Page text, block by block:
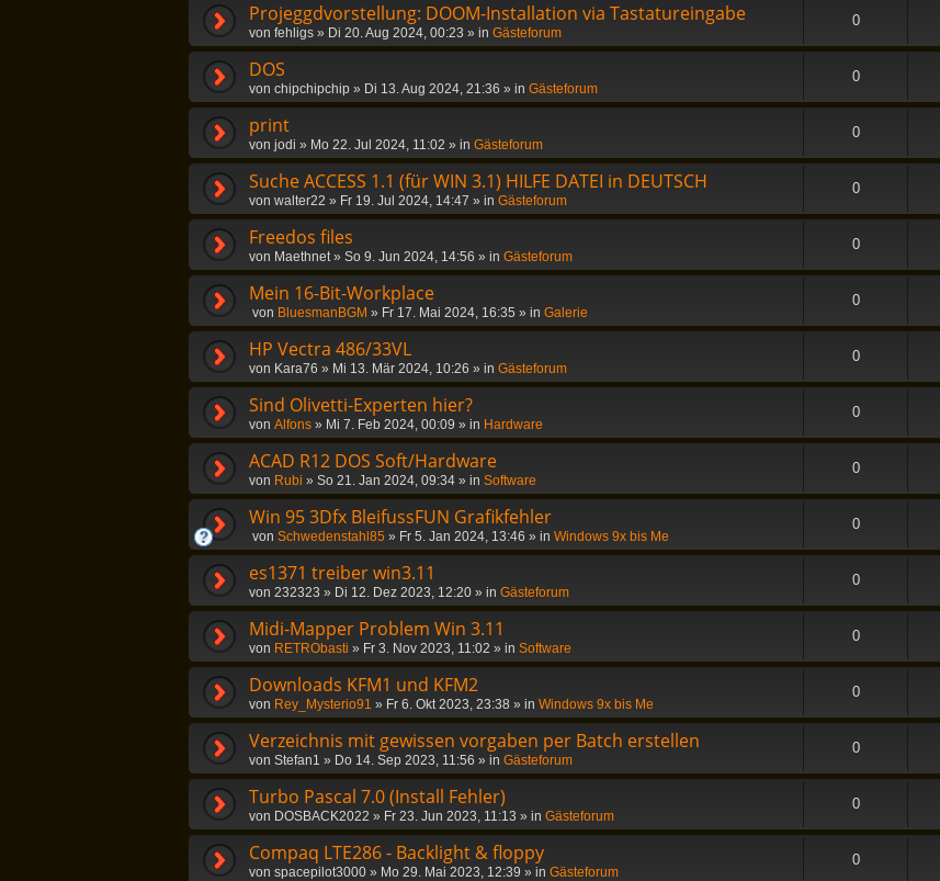
Projeggdvorstellung: DOOM-Installation via Tastatureingabe
von fehligs » Di 20. Aug 2024, 00:23 » in Gästeforum
0
DOS
von chipchipchip » Di 13. Aug 2024, 21:36 » in Gästeforum
0
print
von jodi » Mo 22. Jul 2024, 11:02 » in Gästeforum
0
Suche ACCESS 1.1 (für WIN 3.1) HILFE DATEI in DEUTSCH
von walter22 » Fr 19. Jul 2024, 14:47 » in Gästeforum
0
Freedos files
von Maethnet» So 9. Jun 2024, 14:56 » in Gästeforum
0
Mein 16-Bit-Workplace
von BluesmanBGM » Fr 17. Mai 2024, 16:35 » in Galerie
0
HP Vectra 486/33VL
von Kara76 » Mi 13. Mär 2024, 10:26 » in Gästeforum
0
Sind Olivetti-Experten hier?
von Alfons » Mi 7. Feb 2024, 00:09 » in Hardware
0
ACAD R12 DOS Soft/Hardware
von Rubi » So 21. Jan 2024, 09:34 » in Software
0
Win 95 3Dfx BleifussFUN Grafikfehler
von Schwedenstahl85 » Fr 5. Jan 2024, 13:46 » in Windows 9x bis Me
0
es1371 treiber win3.11
von 232323 » Di 12. Dez 2023, 12:20 » in Gästeforum
0
Midi-Mapper Problem Win 3.11
von RETRObasti » Fr 3. Nov 2023, 11:02 » in Software
0
Downloads KFM1 und KFM2
von Rey_Mysterio91 » Fr 6. Okt 2023, 23:38 » in Windows 9x bis Me
0
Verzeichnis mit gewissen vorgaben per Batch erstellen
von Stefan1 » Do 14. Sep 2023, 11:56 » in Gästeforum
0
Turbo Pascal 7.0 (Install Fehler)
von DOSBACK2022 » Fr 23. Jun 2023, 11:13 » in Gästeforum
0
Compaq LTE286 - Backlight & floppy
von spacepilot3000 » Mo 29. Mai 2023, 12:39 » in Gästeforum
0